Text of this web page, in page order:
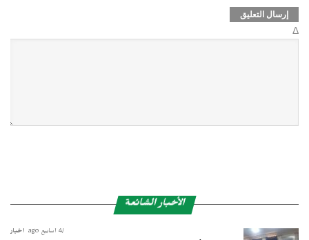
Δ
الأخبار الشائعة
أخبار 4 أسابيع ago